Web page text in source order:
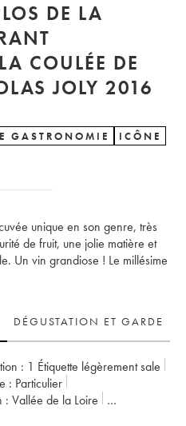
DE LA
COULÉE DE
JOLY 2016
GASTRONOMIE ICÔNE
unique en son genre, très
de fruit, une jolie matière et
Un vin grandiose ! Le millésime
DÉGUSTATION ET GARDE
: 1 Étiquette légèrement sale
: particulier
:
Vallée de la Loire